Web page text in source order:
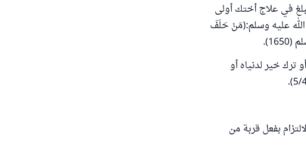
في علاج أختك أولى
عليه وسلم:(مَنْ حَلَفَ
خير لدنياه أو
بفعل قربة من